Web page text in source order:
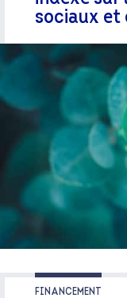
sociaux et
FINANCEMENT